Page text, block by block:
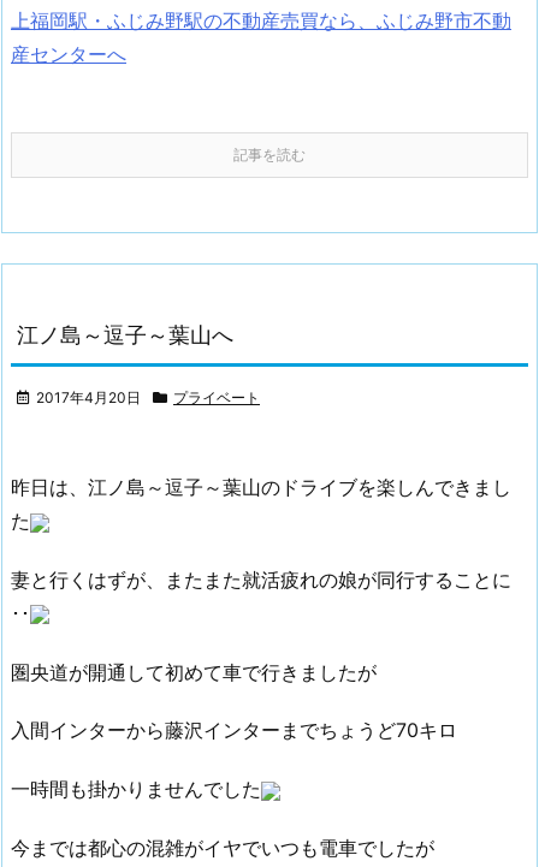
上福岡駅・ふじみ野駅の不動産売買なら、ふじみ野市不動
産センターへ
記事を読む
江ノ島～逗子～葉山へ
2017年4月20日 プライベート
昨日は、江ノ島～逗子～葉山のドライブを楽しんできまし
た
妻と行くはずが、またまた就活疲れの娘が同行することに
･･
圏央道が開通して初めて車で行きましたが
入間インターから藤沢インターまでちょうど70キロ
一時間も掛かりませんでした
今までは都心の混雑がイヤでいつも電車でしたが